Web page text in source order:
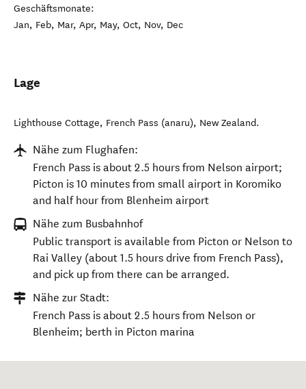
Geschäftsmonate:
Jan, Feb, Mar, Apr, May, Oct, Nov, Dec
Lage
Lighthouse Cottage, French Pass (anaru), New Zealand.
Nähe zum Flughafen:
French Pass is about 2.5 hours from Nelson airport;
Picton is 10 minutes from small airport in Koromiko
and half hour from Blenheim airport
Nähe zum Busbahnhof
Public transport is available from Picton or Nelson to
Rai Valley (about 1.5 hours drive from French Pass),
and pick up from there can be arranged.
Nähe zur Stadt:
French Pass is about 2.5 hours from Nelson or
Blenheim; berth in Picton marina